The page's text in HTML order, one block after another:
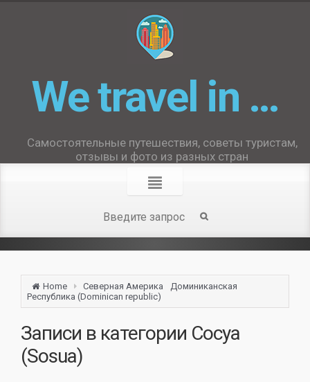
We travel in …
Самостоятельные путешествия, советы туристам,
отзывы и фото из разных стран
Home Северная Америка
Доминиканская
Республика (Dominican republic)
Записи в категории Сосуа
(Sosua)